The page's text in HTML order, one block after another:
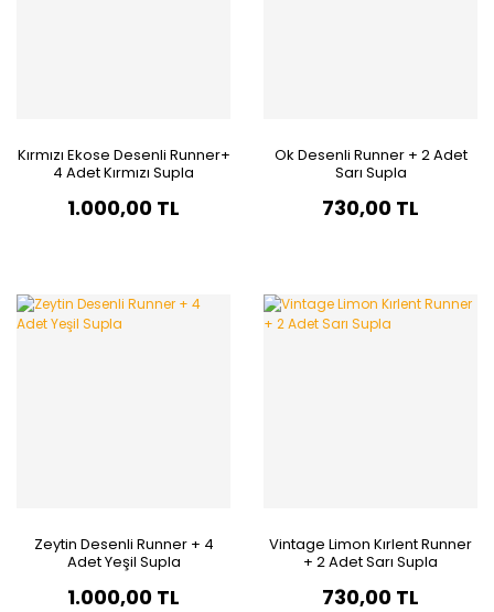
Kırmızı Ekose Desenli Runner+
4 Adet Kırmızı Supla
1.000,00 TL
Ok Desenli Runner + 2 Adet
Sarı Supla
730,00 TL
Zeytin Desenli Runner + 4
Adet Yeşil Supla
1.000,00 TL
Vintage Limon Kırlent Runner
+ 2 Adet Sarı Supla
730,00 TL